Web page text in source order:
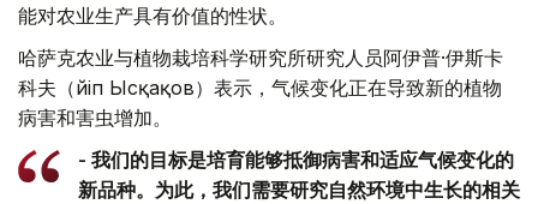
能对农业生产具有价值的性状。
哈萨克农业与植物栽培科学研究所研究人员阿伊普·伊斯卡
科夫（Әйіп Ысқақов）表示，气候变化正在导致新的植物
病害和害虫增加。
- 我们的目标是培育能够抵御病害和适应气候变化的
新品种。为此，我们需要研究自然环境中生长的相关